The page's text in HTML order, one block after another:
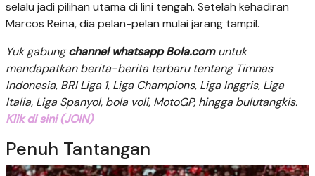
selalu jadi pilihan utama di lini tengah. Setelah kehadiran
Marcos Reina, dia pelan-pelan mulai jarang tampil.
Yuk gabungchannel whatsapp Bola.comuntuk
mendapatkan berita-berita terbaru tentang Timnas
Indonesia, BRI Liga 1, Liga Champions, Liga Inggris, Liga
Italia, Liga Spanyol, bola voli, MotoGP, hingga bulutangkis.
Klik di sini (JOIN)
Penuh Tantangan